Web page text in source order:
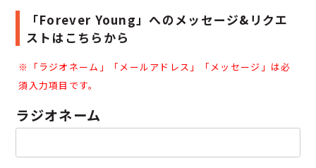
「Forever Young」へのメッセージ&リクエ
ストはこちらから
※「ラジオネーム」「 メールアドレス」「 メッセージ」は必
須入力項目です。
ラジオネーム